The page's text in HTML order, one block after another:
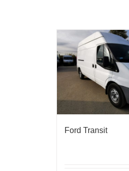
Ford Transit